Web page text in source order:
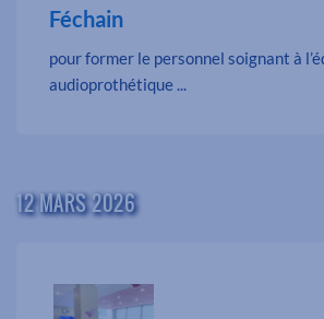
Féchain
pour former le personnel soignant à
audioprothétique ...
12 MARS 2026